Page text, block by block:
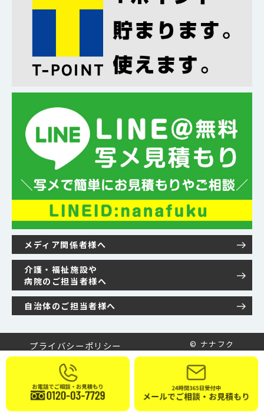
メディア関係者様へ
介護・福祉施設や
病院のご担当者様へ
自治体のご担当者様へ
プライバシーポリシー © ナナフク